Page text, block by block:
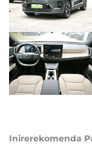
Inirerekomenda